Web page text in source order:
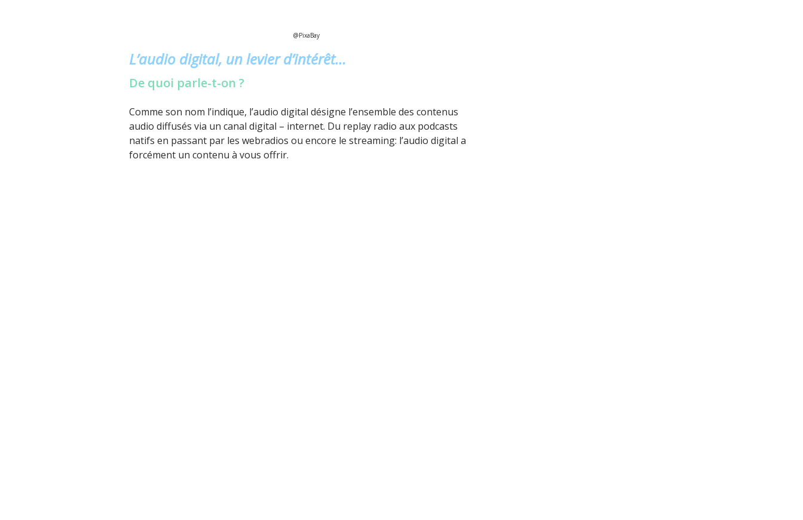
@PixaBay
L’audio digital, un levier d’intérêt…
De quoi parle-t-on ?
Comme son nom l’indique, l’audio digital désigne l’ensemble des contenus
audio diffusés via un canal digital – internet. Du replay radio aux podcasts
natifs en passant par les webradios ou encore le streaming: l’audio digital a
forcément un contenu à vous offrir.